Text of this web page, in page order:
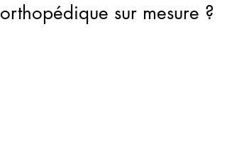
orthopédique sur mesure ?